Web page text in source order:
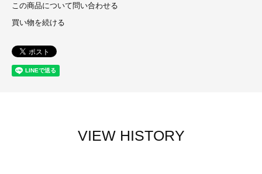
この商品について問い合わせる
買い物を続ける
VIEW HISTORY